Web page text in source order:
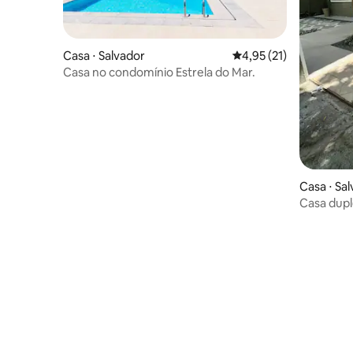
Casa ⋅ Salvador 4,95 de uma
4,95 (21)
Casa no condomínio Estrela do Mar.
Casa ⋅
Casa